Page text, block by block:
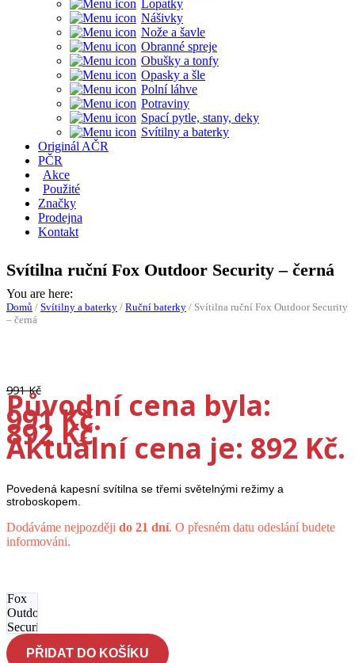
Lopatky
Nášivky
Nože a šavle
Obranné spreje
Obušky a tonfy
Opasky a šle
Polní láhve
Potraviny
Spací pytle, stany, deky
Svítilny a baterky
Originál AČR
PČR
Akce
Použité
Značky
Prodejna
Kontakt
Svítilna ruční Fox Outdoor Security – černá
You are here:
Domů / Svítilny a baterky / Ruční baterky / Svítilna ruční Fox Outdoor Security
– černá
991Kč
Původní cena byla:
991 Kč.
892Kč
Aktuální cena je: 892 Kč.
Povedená kapesní svítilna se třemi světelnými režimy a
stroboskopem.
Dodáváme nejpozději do 21 dní. O přesném datu odeslání budete
informováni.
Fox
Outdoor
Security
- černá
množství
PŘIDAT DO KOŠÍKU